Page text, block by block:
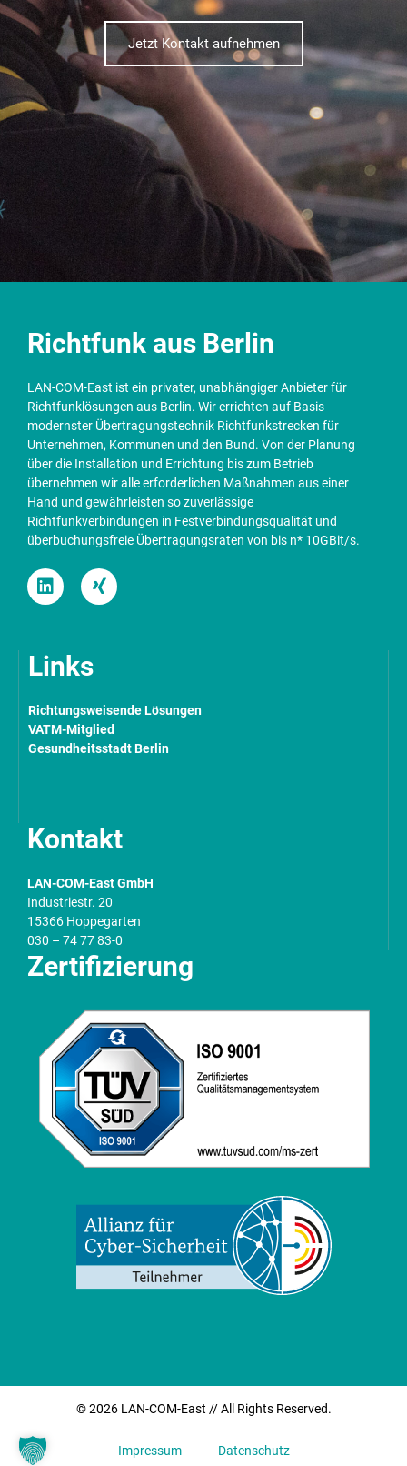
Jetzt Kontakt aufnehmen
Richtfunk aus Berlin
LAN-COM-East ist ein privater, unabhängiger Anbieter für
Richtfunklösungen aus Berlin. Wir errichten auf Basis
modernster Übertragungstechnik Richtfunkstrecken für
Unternehmen, Kommunen und den Bund. Von der Planung
über die Installation und Errichtung bis zum Betrieb
übernehmen wir alle erforderlichen Maßnahmen aus einer
Hand und gewährleisten so zuverlässige
Richtfunkverbindungen in Festverbindungsqualität und
überbuchungsfreie Übertragungsraten von bis n* 10GBit/s.
Links
Richtungsweisende Lösungen
VATM-Mitglied
Gesundheitsstadt Berlin
Kontakt
LAN-COM-East GmbH
Industriestr. 20
15366 Hoppegarten
030 – 74 77 83-0
Zertifizierung
© 2026 LAN-COM-East // All Rights Reserved.
Impressum Datenschutz